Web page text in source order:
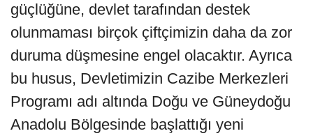
güçlüğüne, devlet tarafından destek
olunmaması birçok çiftçimizin daha da zor
duruma düşmesine engel olacaktır. Ayrıca
bu husus, Devletimizin Cazibe Merkezleri
Programı adı altında Doğu ve Güneydoğu
Anadolu Bölgesinde başlattığı yeni